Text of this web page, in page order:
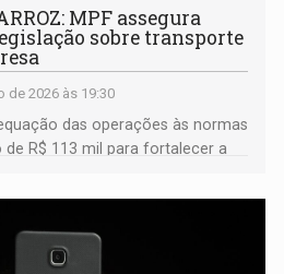
MPF assegura
sobre transporte
de 2026 às 19:30
das operações às normas
R$ 113 mil para fortalecer a